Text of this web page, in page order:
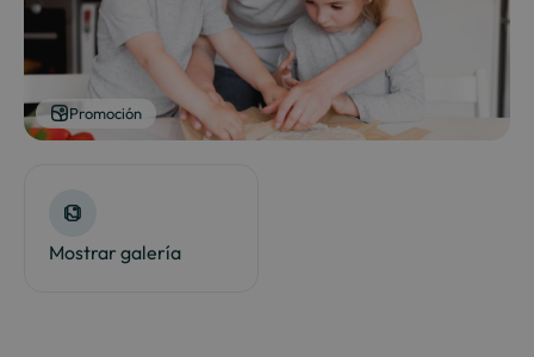
Promoción
Mostrar galería